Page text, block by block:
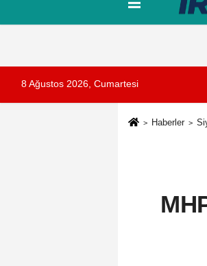
Künye
8 Ağustos 2026, Cumartesi
Haberler